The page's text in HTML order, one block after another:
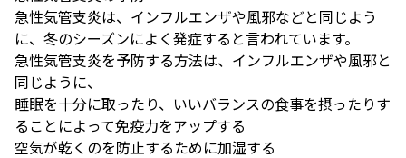
急性気管支炎は、インフルエンザや風邪などと同じよう
に、冬のシーズンによく発症すると言われています。
急性気管支炎を予防する方法は、インフルエンザや風邪と
同じように、
睡眠を十分に取ったり、いいバランスの食事を摂ったりす
ることによって免疫力をアップする
空気が乾くのを防止するために加湿する